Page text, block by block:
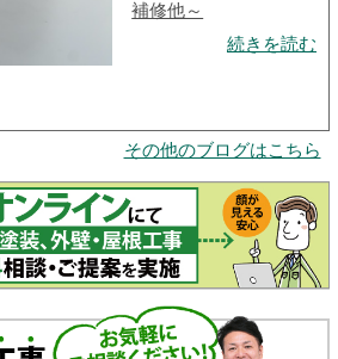
補修他～
続きを読む
その他のブログはこちら